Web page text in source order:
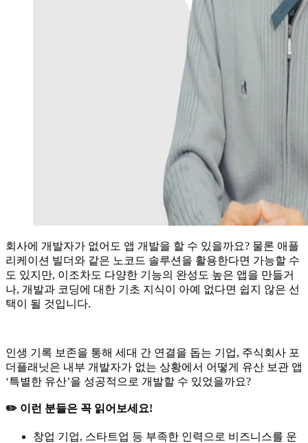
회사에 개발자가 없어도 앱 개발을 할 수 있을까요? 물론 애플
리케이션 빌더와 같은 노코드 솔루션을 활용한다면 가능할 수
도 있지만, 이조차도 다양한 기능의 완성도 높은 앱을 만들거
나, 개발과 코딩에 대한 기초 지식이 아예 없다면 쉽지 않은 선
택이 될 것입니다.
인생 기록 보존을 통해 세대 간 연결을 돕는 기업, 주식회사 포
더플래닛은 내부 개발자가 없는 상황에서 어떻게 유산 보관 앱
‘특별한 유산’을 성공적으로 개발할 수 있었을까요?
✏️ 이런 분들은 꼭 읽어보세요!
창업 기업, 스타트업 등 부족한 인력으로 비즈니스를 운